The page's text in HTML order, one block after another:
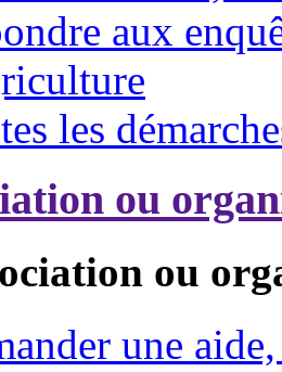
aux
les
ou
ou
une